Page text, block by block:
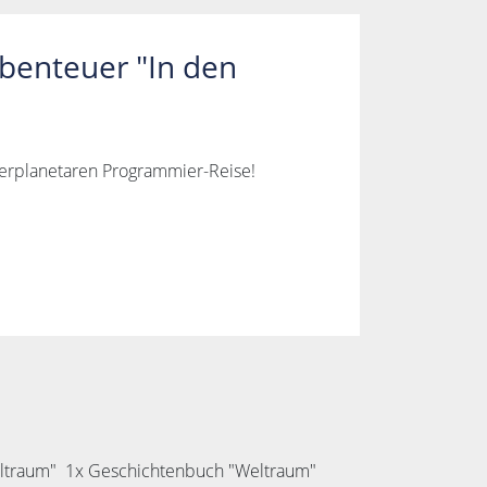
"In den
Programmier-Reise!
1x Geschichtenbuch "Weltraum"